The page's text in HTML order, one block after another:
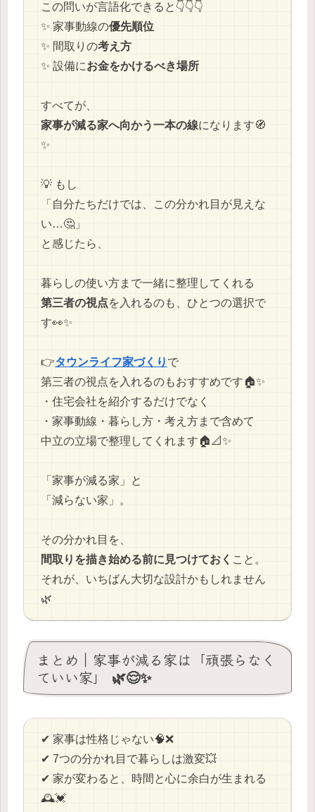
この問いが言語化できると👇👇👇
✨ 家事動線の優先順位
✨ 間取りの考え方
✨ 設備にお金をかけるべき場所
すべてが、
家事が減る家へ向かう一本の線になります🧭
✨
💡 もし
「自分たちだけでは、この分かれ目が見えな
い…🤔」
と感じたら、
暮らしの使い方まで一緒に整理してくれる
第三者の視点を入れるのも、ひとつの選択で
す👀✨
👉️タウンライフ家づくり で
第三者の視点を入れるのもおすすめです🏠✨
・住宅会社を紹介するだけでなく
・家事動線・暮らし方・考え方まで含めて
中立の立場で整理してくれます🏠📐✨
「家事が減る家」と
「減らない家」。
その分かれ目を、
間取りを描き始める前に見つけておく こと。
それが、いちばん大切な設計かもしれません
🌿
まとめ｜家事が減る家は「頑張らなく
ていい家」 🌿😌✨
✔ 家事は性格じゃない🧠❌
✔ 7つの分かれ目で暮らしは激変💥
✔ 家が変わると、時間と心に余白が生まれる
🕰️💓